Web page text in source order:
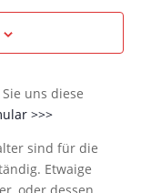
uns diese
>>>
sind für die
Etwaige
oder dessen